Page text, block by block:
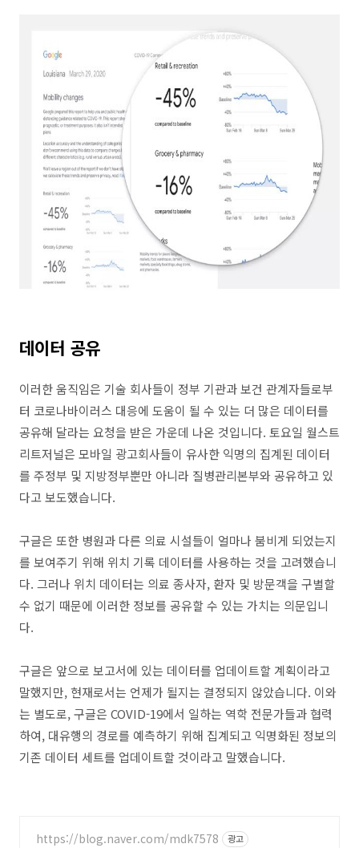
데이터 공유
이러한 움직임은 기술 회사들이 정부 기관과 보건 관계자들로부
터 코로나바이러스 대응에 도움이 될 수 있는 더 많은 데이터를
공유해 달라는 요청을 받은 가운데 나온 것입니다. 토요일 월스트
리트저널은 모바일 광고회사들이 유사한 익명의 집계된 데이터
를 주정부 및 지방정부뿐만 아니라 질병관리본부와 공유하고 있
다고 보도했습니다.
구글은 또한 병원과 다른 의료 시설들이 얼마나 붐비게 되었는지
를 보여주기 위해 위치 기록 데이터를 사용하는 것을 고려했습니
다. 그러나 위치 데이터는 의료 종사자, 환자 및 방문객을 구별할
수 없기 때문에 이러한 정보를 공유할 수 있는 가치는 의문입니
다.
구글은 앞으로 보고서에 있는 데이터를 업데이트할 계획이라고
말했지만, 현재로서는 언제가 될지는 결정되지 않았습니다. 이와
는 별도로, 구글은 COVID-19에서 일하는 역학 전문가들과 협력
하여, 대유행의 경로를 예측하기 위해 집계되고 익명화된 정보의
기존 데이터 세트를 업데이트할 것이라고 말했습니다.
https://blog.naver.com/mdk7578 광고